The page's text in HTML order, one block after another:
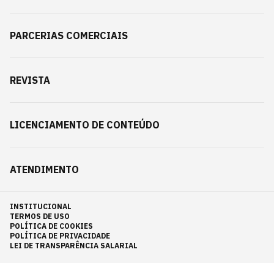
PARCERIAS COMERCIAIS
REVISTA
LICENCIAMENTO DE CONTEÚDO
ATENDIMENTO
INSTITUCIONAL
TERMOS DE USO
POLÍTICA DE COOKIES
POLÍTICA DE PRIVACIDADE
LEI DE TRANSPARÊNCIA SALARIAL